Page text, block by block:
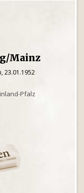
Mainz
23.01.1952
Pfalz